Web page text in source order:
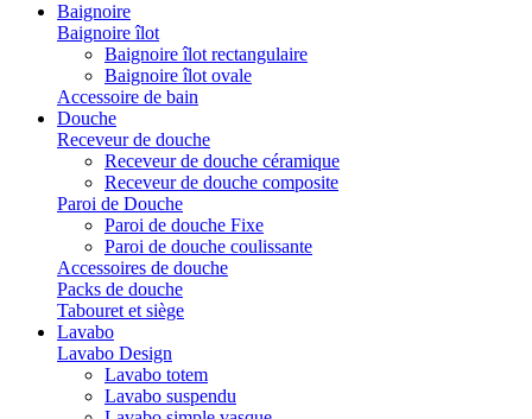
Baignoire
Baignoire îlot
Baignoire îlot rectangulaire
Baignoire îlot ovale
Accessoire de bain
Douche
Receveur de douche
Receveur de douche céramique
Receveur de douche composite
Paroi de Douche
Paroi de douche Fixe
Paroi de douche coulissante
Accessoires de douche
Packs de douche
Tabouret et siège
Lavabo
Lavabo Design
Lavabo totem
Lavabo suspendu